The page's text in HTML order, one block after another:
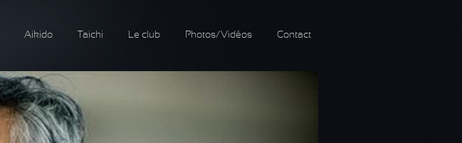
Aikido Taichi Le club Photos/Vidéos Contact